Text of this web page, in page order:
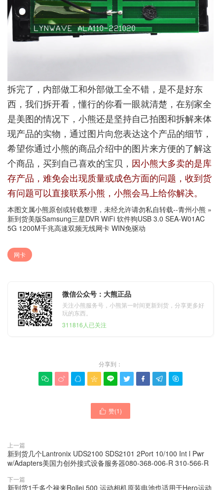
拆完了，内部做工和外部做工全不错，是不是好东
西，我们拆开看，懂行的你看一眼就清楚，在别家全
是美图的情况下，小熊还是坚持自己拍图和拆解来体
现产品的实物，通过图片向您表达这个产品的细节，
希望你通过小熊的商品介绍中的图片来方便的了解这
个商品，买到自己喜欢的宝贝， 因小熊大多卖的是库
存产品，难免会出现质量或成色方面的问题，收到货
有问题可以直接联系小熊，小熊会马上给你解决。
本图文属小熊原创或转载整理，未经允许请勿私自转载--青州小熊 »
新到货美版Samsung三星DVR WiFi 软件狗USB 3.0 SEA-W01AC
5G 1200M千兆高速双频无线网卡 WIN免驱动
网卡
微信公众号：大熊正品
关注小熊服务号，小熊第一时间更新到货，分享更多好
玩的东西。
311816人已关注
分享到：
        
 赞(1)
上一篇
新到货几个Lantronix UDS2100 SDS2101 2Port 10/100 Int l Pwr
w/Adapters美国力创外接式设备服务器080-368-006-R 310-566-R
下一篇
新到货1千多个禄来Rollei 500 运动相机原装电池也适用于Hero运动